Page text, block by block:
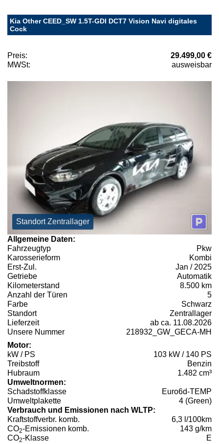
Kia Other CEED_SW 1.5T-GDI DCT7 Vision Navi digitales
Cock
Preis:
29.499,00 €
MWSt:
ausweisbar
Standort Zentrallager
Allgemeine Daten:
Fahrzeugtyp
Pkw
Karosserieform
Kombi
Erst-Zul.
Jan / 2025
Getriebe
Automatik
Kilometerstand
8.500 km
Anzahl der Türen
5
Farbe
Schwarz
Standort
Zentrallager
Lieferzeit
ab ca. 11.08.2026
Unsere Nummer
218932_GW_GECA-MH
Motor:
kW / PS
103 kW / 140 PS
Treibstoff
Benzin
Hubraum
1.482 cm³
Umweltnormen:
Schadstoffklasse
Euro6d-TEMP
Umweltplakette
4 (Green)
Verbrauch und Emissionen nach WLTP:
Kraftstoffverbr. komb.
6,3 l/100km
CO2-Emissionen komb.
143 g/km
CO2-Klasse E